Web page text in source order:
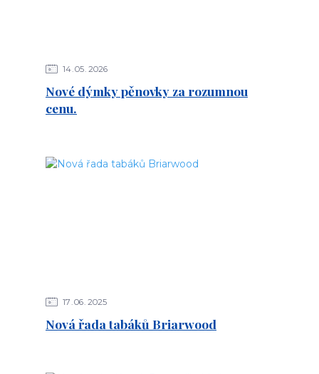
14 05 2026
Nové dýmky pěnovky za rozumnou
cenu.
17 06 2025
Nová řada tabáků Briarwood